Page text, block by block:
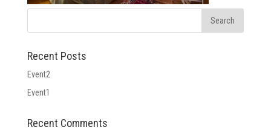
Recent Posts
Event2
Event1
Recent Comments